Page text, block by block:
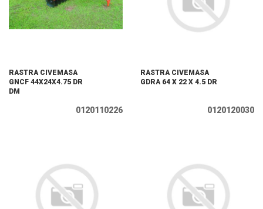
RASTRA CIVEMASA
GNCF 44X24X4.75 DR
DM
0120110226
RASTRA CIVEMASA
GDRA 64 X 22 X 4.5 DR
0120120030